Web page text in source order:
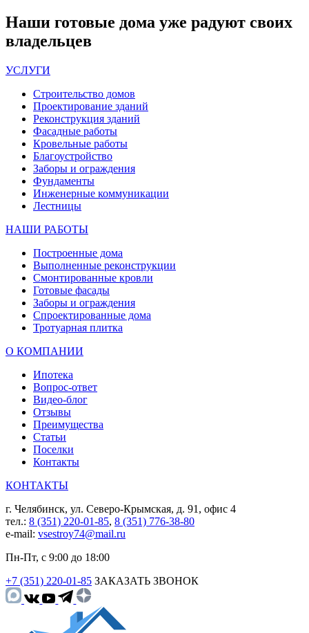
Наши готовые дома уже радуют своих
владельцев
УСЛУГИ
Строительство домов
Проектирование зданий
Реконструкция зданий
Фасадные работы
Кровельные работы
Благоустройство
Заборы и ограждения
Фундаменты
Инженерные коммуникации
Лестницы
НАШИ РАБОТЫ
Построенные дома
Выполненные реконструкции
Смонтированные кровли
Готовые фасады
Заборы и ограждения
Спроектированные дома
Тротуарная плитка
О КОМПАНИИ
Ипотека
Вопрос-ответ
Видео-блог
Отзывы
Преимущества
Статьи
Поселки
Контакты
КОНТАКТЫ
г. Челябинск, ул. Северо-Крымская, д. 91, офис 4
тел.: 8 (351) 220-01-85, 8 (351) 776-38-80
e-mail: vsestroy74@mail.ru
Пн-Пт, с 9:00 до 18:00
+7 (351) 220-01-85 ЗАКАЗАТЬ ЗВОНОК